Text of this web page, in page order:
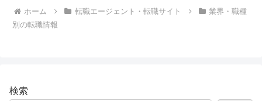
ホーム 転職エージェント・転職サイト
業界・職種
別の転職情報
検索